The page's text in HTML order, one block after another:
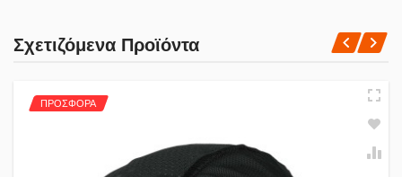
Πολιτική Αγορών
Αποστολές
Σχετιζόμενα Προϊόντα
ΠΡΟΣΦΟΡΑ